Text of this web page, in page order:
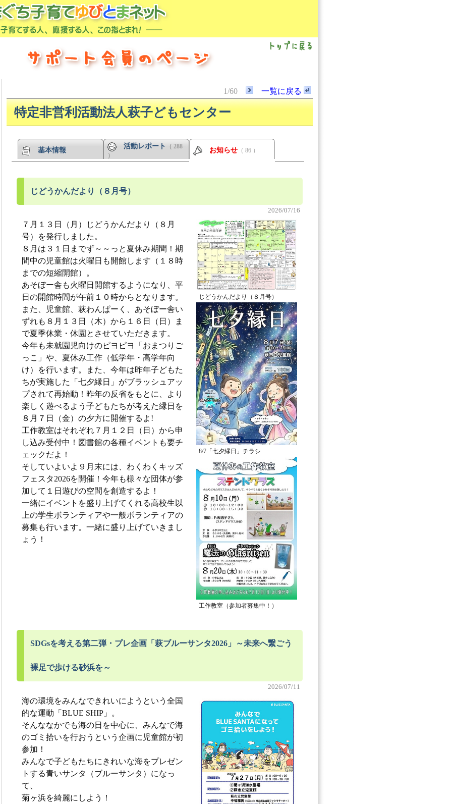
1/60 一覧に戻る
特定非営利活動法人萩子どもセンター
基本情報 活動レポート
（ 288
）
お知らせ （ 86 ）
じどうかんだより（８月号）
2026/07/16
じどうかんだより（８月号）
8/7「七夕縁日」チラシ
工作教室（参加者募集中！）
７月１３日（月）じどうかんだより（８月
号）を発行しました。
８月は３１日までず～～っと夏休み期間！期
間中の児童館は火曜日も開館します（１８時
までの短縮開館）。
あそぼー舎も火曜日開館するようになり、平
日の開館時間が午前１０時からとなります。
また、児童館、萩わんぱーく、あそぼー舎い
ずれも８月１３日（木）から１６日（日）ま
で夏季休業・休園とさせていただきます。
今年も未就園児向けのピヨピヨ「おまつりご
っこ」や、夏休み工作（低学年・高学年向
け）を行います。また、今年は昨年子どもた
ちが実施した「七夕縁日」がブラッシュアッ
プされて再始動！昨年の反省をもとに、より
楽しく遊べるよう子どもたちが考えた縁日を
８月７日（金）の夕方に開催するよ!
工作教室はそれぞれ７月１２日（日）から申
し込み受付中！図書館の各種イベントも要チ
ェックだよ！
そしていよいよ９月末には、わくわくキッズ
フェスタ2026を開催！今年も様々な団体が参
加して１日遊びの空間を創造するよ！
一緒にイベントを盛り上げてくれる高校生以
上の学生ボランティアや一般ボランティアの
募集も行います。一緒に盛り上げていきまし
ょう！
SDGsを考える第二弾・プレ企画「萩ブルーサンタ2026」～未来へ繋ごう
裸足で歩ける砂浜を～
2026/07/11
海の環境をみんなできれいにようという全国
的な運動「BLUE SHIP」。
そんななかでも海の日を中心に、みんなで海
のゴミ拾いを行おうという企画に児童館が初
参加！
みんなで子どもたちにきれいな海をプレゼン
トする青いサンタ（ブルーサンタ）になっ
て、
菊ヶ浜を綺麗にしよう！